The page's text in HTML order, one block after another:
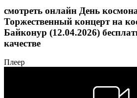
смотреть онлайн День
Торжественный концерт на
Байконур (12.04.2026)
качестве
Плеер